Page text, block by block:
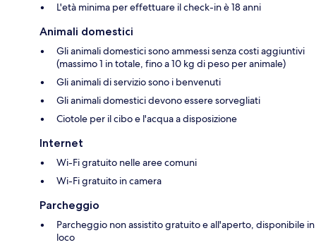
L'età minima per effettuare il check-in è 18 anni
Animali domestici
Gli animali domestici sono ammessi senza costi aggiuntivi
(massimo 1 in totale, fino a 10 kg di peso per animale)
Gli animali di servizio sono i benvenuti
Gli animali domestici devono essere sorvegliati
Ciotole per il cibo e l'acqua a disposizione
Internet
Wi-Fi gratuito nelle aree comuni
Wi-Fi gratuito in camera
Parcheggio
Parcheggio non assistito gratuito e all'aperto, disponibile in
loco